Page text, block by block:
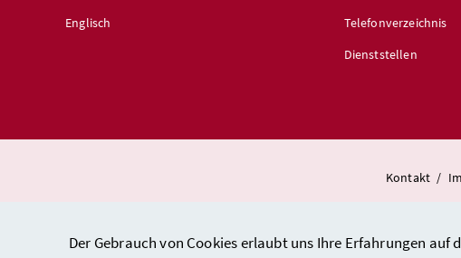
Der Gebrauch von Cookies erlaubt uns Ihre Erfahrungen
Englisch
Telefonverzeichnis
Dienststellen
Kontakt /